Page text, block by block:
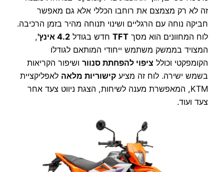
זה לא רק מצמצם את רוחבו הכללי אלא גם מאפשר
חביקה נוחה עם הרגליים ושינוי תנוחה מהיר בזמן הרכיבה.
לוח המחוונים הוא מסך TFT חדש בגודל 4.2 אינץ'
,
המצויד בממשק משתמש ייחודי המותאם לגודלו
הקומפקטי וכולל ציפוי להפחתת סנוור ושיפור הקריאות
בשמש ישירה. לוח זה מציע קישוריות מלאה לאפליקציית
KTM, המאפשרת מענה לשיחות, הצגת ניווט צעד אחר
צעד ועוד.